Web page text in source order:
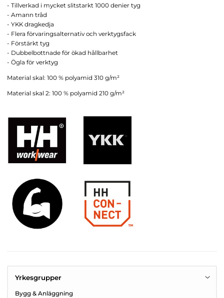
- Tillverkad i mycket slitstarkt 1000 denier tyg
- Amann tråd
- YKK dragkedja
- Flera förvaringsalternativ och verktygsfack
- Förstärkt tyg
- Dubbelbottnade för ökad hållbarhet
- Ögla för verktyg
Material skal: 100 % polyamid 310 g/m²
Material skal 2: 100 % polyamid 210 g/m²
Yrkesgrupper
Bygg & Anläggning